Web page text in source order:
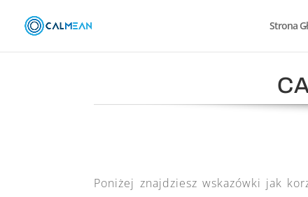
Strona
Poniżej znajdziesz wskazówki jak